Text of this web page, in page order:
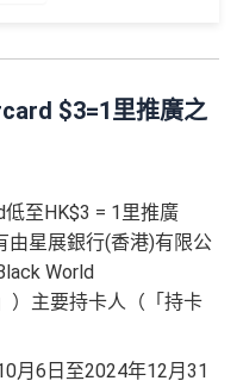
(需要單一淨簽賬滿HK
玩一扣即享
都有積分！！！無成本
$3=1里推廣之
至HK$3 = 1里推廣
由星展銀行(香港)有限公
World
）主要持卡人（「持卡
月6日至2024年12月31